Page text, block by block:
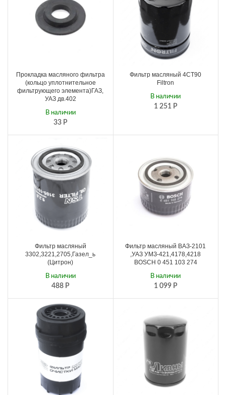
Прокладка масляного фильтра
(кольцо уплотнительное
фильтрующего элемента)ГАЗ,
УАЗ дв.402
33 Р
В наличии
Фильтр масляный 4СТ90
Filtron
1 251 Р
В наличии
Фильтр масляный
3302,3221,2705,Газел_ь
(Цитрон)
488 Р
В наличии
Фильтр масляный ВАЗ-2101
,УАЗ УМЗ-421,4178,4218
BOSCH 0 451 103 274
1 099 Р
В наличии